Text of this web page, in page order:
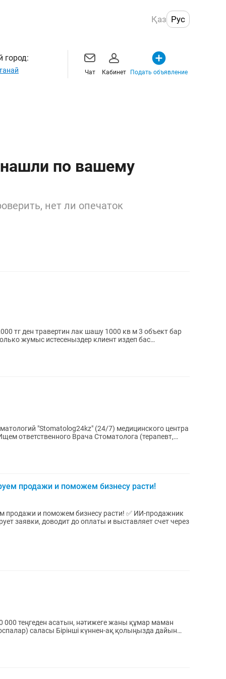
Қаз Рус
город:
Чат Кабинет Подать объявление
по вашему
нет ли опечаток
жумыс истесеныздер клиент издеп бас
"Stomatolog24kz" (24/7) медицинского центра
продажи и поможем бизнесу расти!
и поможем бизнесу расти! ✅ ИИ-продажник
заявки, доводит до оплаты и выставляет счет через
теңгеден асатын, нәтижеге жаны құмар маман